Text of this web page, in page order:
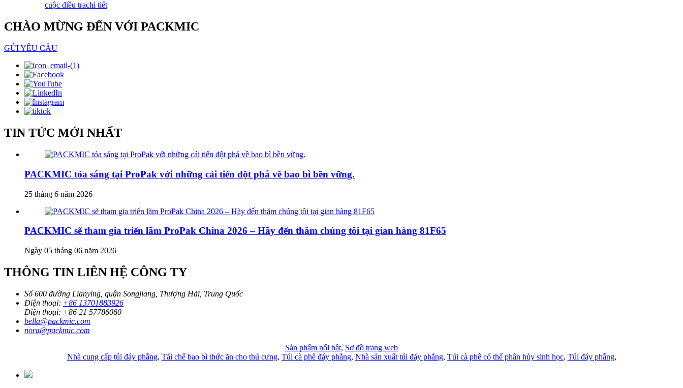
cuộc điều trachi tiết
CHÀO MỪNG ĐẾN VỚI PACKMIC
GỬI YÊU CẦU
TIN TỨC MỚI NHẤT
PACKMIC tỏa sáng tại ProPak với những cải tiến đột phá về bao bì bền vững.
25 tháng 6 năm 2026
PACKMIC sẽ tham gia triển lãm ProPak China 2026 – Hãy đến thăm chúng tôi tại gian hàng 81F65
Ngày 05 tháng 06 năm 2026
THÔNG TIN LIÊN HỆ CÔNG TY
Số 600 đường Lianying, quận Songjiang, Thượng Hải, Trung Quốc
Điện thoại: +86 13701883926
Điện thoại: +86 21 57786060
bella@packmic.com
nora@packmic.com
Sản phẩm nổi bật, Sơ đồ trang web
Nhà cung cấp túi đáy phẳng, Tái chế bao bì thức ăn cho thú cưng, Túi cà phê đáy phẳng, Nhà sản xuất túi đáy phẳng, Túi cà phê có thể phân hủy sinh học, Túi đáy phẳng,